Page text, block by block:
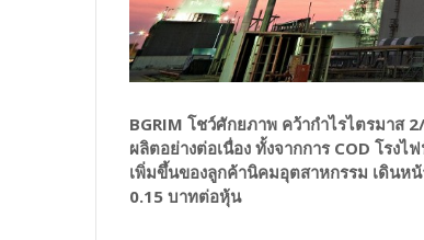
BGRIM โชว์ศักยภาพ คว้ากำไรไตรมาส
ผลิตอย่างต่อเนื่อง ทั้งจากการ COD โรงไ
เพิ่มขึ้นของลูกค้านิคมอุตสาหกรรม เดินห
0.15 บาทต่อหุ้น